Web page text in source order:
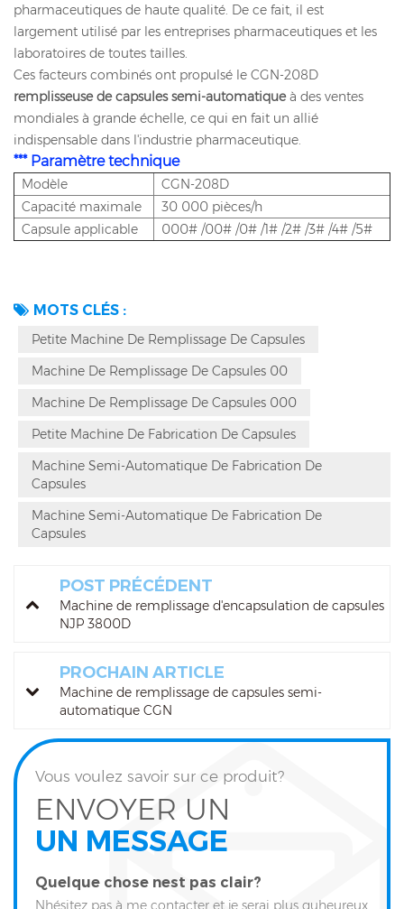
pharmaceutiques de haute qualité. De ce fait, il est
largement utilisé par les entreprises pharmaceutiques et les
laboratoires de toutes tailles.
Ces facteurs combinés ont propulsé le CGN-208D
remplisseuse de capsules semi-automatiqueà des ventes
mondiales à grande échelle, ce qui en fait un allié
indispensable dans l'industrie pharmaceutique.
*** Paramètre technique
Modèle
CGN-208D
Capacité maximale
30 000 pièces/h
Capsule applicable
000# /00# /0# /1# /2# /3# /4# /5#
MOTS CLÉS :
Petite Machine De Remplissage De Capsules
Machine De Remplissage De Capsules 00
Machine De Remplissage De Capsules 000
Petite Machine De Fabrication De Capsules
Machine Semi-Automatique De Fabrication De
Capsules
Machine Semi-Automatique De Fabrication De
Capsules
POST PRÉCÉDENT
Machine de remplissage d'encapsulation de capsules
NJP 3800D
PROCHAIN ARTICLE
Machine de remplissage de capsules semi-
automatique CGN
Vous voulez savoir sur ce produit?
ENVOYER UN
UN MESSAGE
Quelque chose nest pas clair?
Nhésitez pas à me contacter et je serai plus quheureux